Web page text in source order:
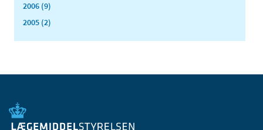
2006 (9)
2005 (2)